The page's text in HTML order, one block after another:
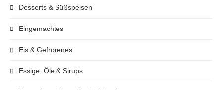
Desserts & Süßspeisen
Eingemachtes
Eis & Gefrorenes
Essige, Öle & Sirups